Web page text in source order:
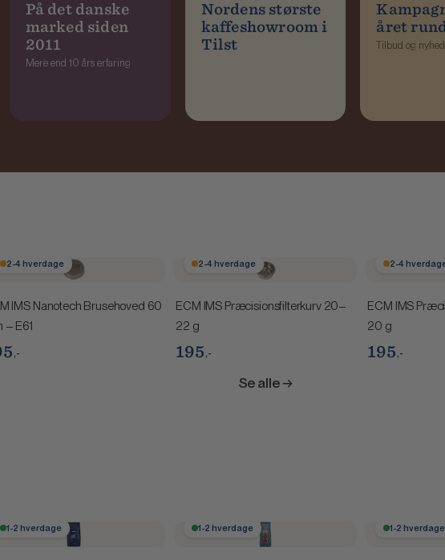
På det danske
marked siden
2011
Mere end 10 års erfaring
Nordens største
kaffeshowroom i
Tilst
året
Tilbud og
2-4 hverdage
,-
IMS Nanotech Brusehoved 60
– E61
2-4 hverdage
195,-
ECM IMS Præcisionsfilterkurv 20–
22 g
2-4
195,-
ECM IMS
20 g
Se alle →
1-2 hverdage 1-2 hverdage 1-2 hverdage